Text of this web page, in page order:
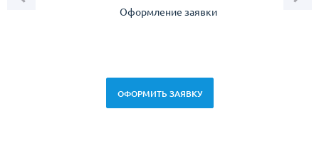
Оформление заявки
ОФОРМИТЬ ЗАЯВКУ